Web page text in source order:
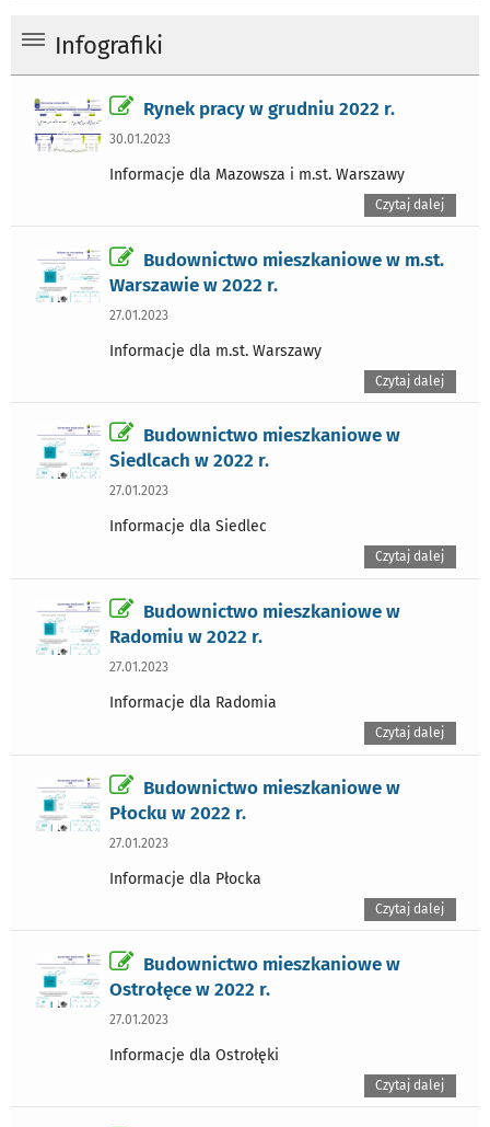
Infografiki
Rynek pracy w grudniu 2022 r.
30.01.2023
Informacje dla Mazowsza i m.st. Warszawy
Czytaj dalej
Budownictwo mieszkaniowe w m.st.
Warszawie w 2022 r.
27.01.2023
Informacje dla m.st. Warszawy
Czytaj dalej
Budownictwo mieszkaniowe w
Siedlcach w 2022 r.
27.01.2023
Informacje dla Siedlec
Czytaj dalej
Budownictwo mieszkaniowe w
Radomiu w 2022 r.
27.01.2023
Informacje dla Radomia
Czytaj dalej
Budownictwo mieszkaniowe w
Płocku w 2022 r.
27.01.2023
Informacje dla Płocka
Czytaj dalej
Budownictwo mieszkaniowe w
Ostrołęce w 2022 r.
27.01.2023
Informacje dla Ostrołęki
Czytaj dalej